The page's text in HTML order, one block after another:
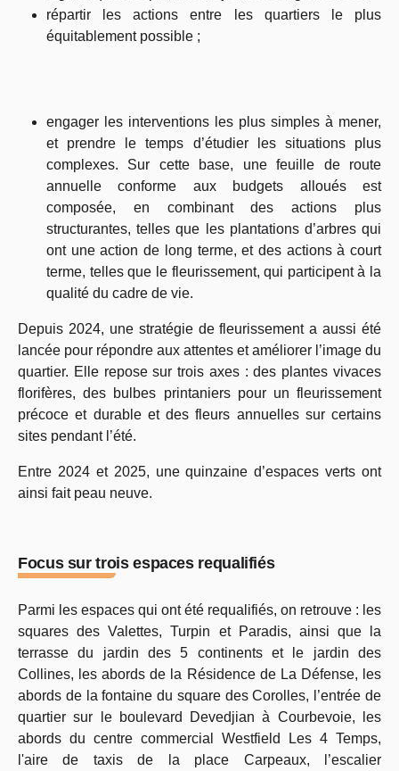
répartir les actions entre les quartiers le plus
équitablement possible ;
engager les interventions les plus simples à mener,
et prendre le temps d’étudier les situations plus
complexes. Sur cette base, une feuille de route
annuelle conforme aux budgets alloués est
composée, en combinant des actions plus
structurantes, telles que les plantations d’arbres qui
ont une action de long terme, et des actions à court
terme, telles que le fleurissement, qui participent à la
qualité du cadre de vie.
Depuis 2024, une stratégie de fleurissement a aussi été
lancée pour répondre aux attentes et améliorer l’image du
quartier. Elle repose sur trois axes : des plantes vivaces
florifères, des bulbes printaniers pour un fleurissement
précoce et durable et des fleurs annuelles sur certains
sites pendant l’été.
Entre 2024 et 2025, une quinzaine d’espaces verts ont
ainsi fait peau neuve.
Focus sur trois espaces requalifiés
Parmi les espaces qui ont été requalifiés, on retrouve : les
squares des Valettes, Turpin et Paradis, ainsi que la
terrasse du jardin des 5 continents et le jardin des
Collines, les abords de la Résidence de La Défense, les
abords de la fontaine du square des Corolles, l’entrée de
quartier sur le boulevard Devedjian à Courbevoie, les
abords du centre commercial Westfield Les 4 Temps,
l'aire de taxis de la place Carpeaux, l’escalier